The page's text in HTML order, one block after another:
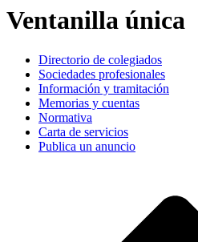
Ventanilla única
Directorio de colegiados
Sociedades profesionales
Información y tramitación
Memorias y cuentas
Normativa
Carta de servicios
Publica un anuncio